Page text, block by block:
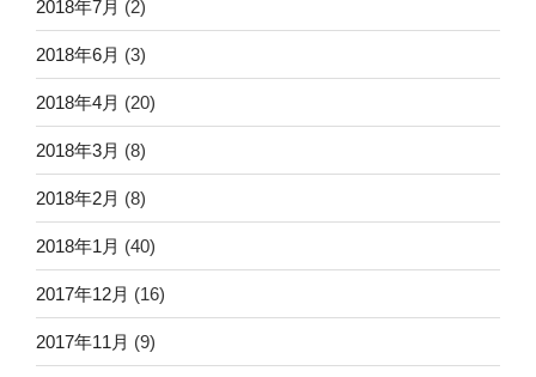
2018年7月 (2)
2018年6月 (3)
2018年4月 (20)
2018年3月 (8)
2018年2月 (8)
2018年1月 (40)
2017年12月 (16)
2017年11月 (9)